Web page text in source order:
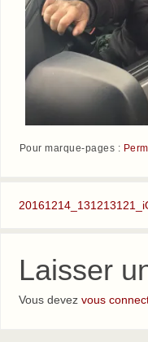
Pour marque-pages :
Laisser
Vous devez vous